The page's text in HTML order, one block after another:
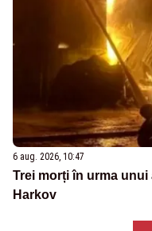
6 aug. 2026, 10:47
Trei morți în urma
Harkov